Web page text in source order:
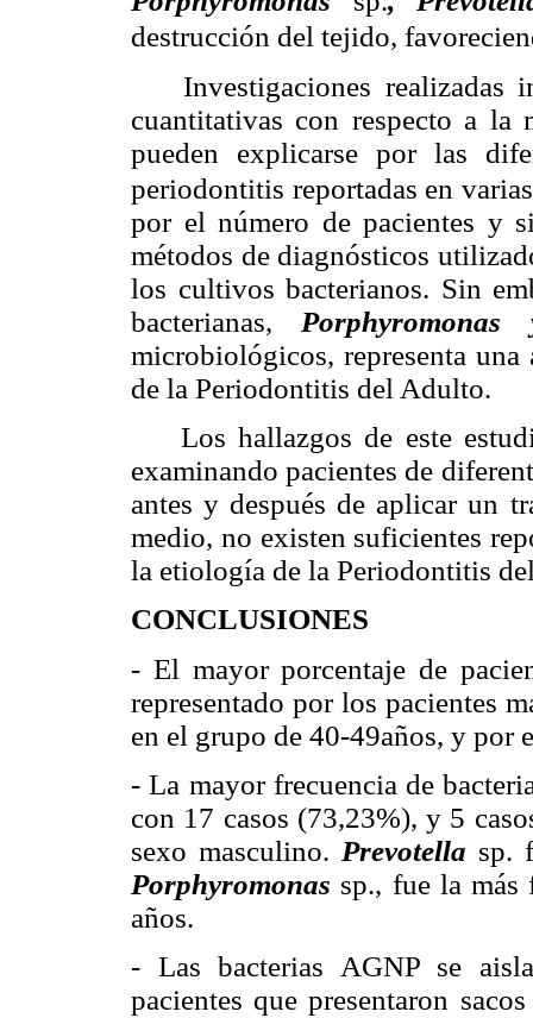
destrucción del tejido,
Investigaciones realizadas
cuantitativas con respecto a la
pueden explicarse por las
periodontitis reportadas en
por el número de pacientes y
métodos de diagnósticos
los cultivos bacterianos. Sin
bacterianas,
microbiológicos, representa
de la Periodontitis del Adulto.
Los hallazgos de este
examinando pacientes de
antes y después de aplicar un
medio, no existen suficientes
la etiología de la Periodontitis
CONCLUSIONES
- El mayor porcentaje de
representado por los pacientes
en el grupo de 40-49años, y por
- La mayor frecuencia de
con 17 casos (73,23%), y 5
sexo masculino. Prevotella sp.
Porphyromonas sp., fue la más
años.
- Las bacterias AGNP se
pacientes que presentaron